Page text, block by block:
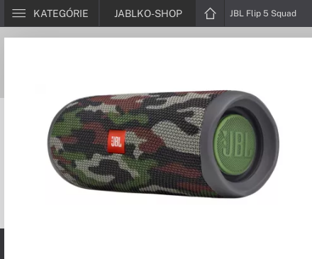
KATEGÓRIE JABLKO-SHOP JBL Flip 5 Squad